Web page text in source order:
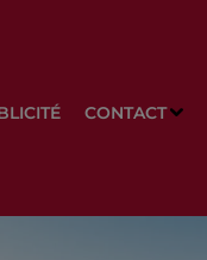
CONTACT